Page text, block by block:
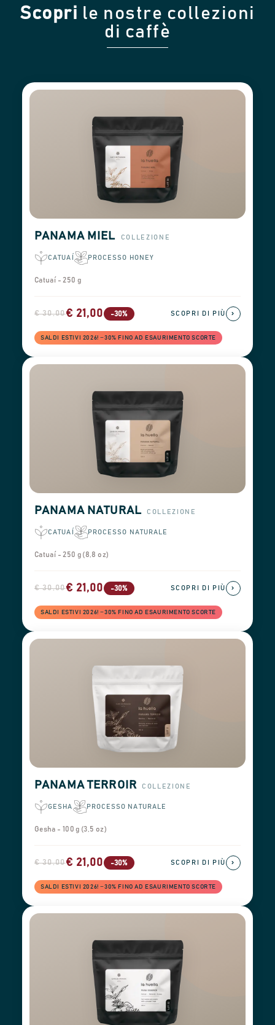
Scopri le nostre collezioni
di caffè
PANAMA MIEL COLLEZIONE
CATUAÍ PROCESSO HONEY
Catuaí - 250 g
€ 30,00€ 21,00 -30%
SALDI ESTIVI 2026! −30% FINO AD ESAURIMENTO SCORTE
SCOPRI DI PIÙ ›
PANAMA NATURAL COLLEZIONE
CATUAÍ PROCESSO NATURALE
Catuaí - 250 g (8,8 oz)
€ 30,00€ 21,00 -30%
SALDI ESTIVI 2026! −30% FINO AD ESAURIMENTO SCORTE
SCOPRI DI PIÙ ›
PANAMA TERROIR COLLEZIONE
GESHA PROCESSO NATURALE
Gesha - 100 g (3,5 oz)
€ 30,00€ 21,00 -30%
SALDI ESTIVI 2026! −30% FINO AD ESAURIMENTO SCORTE
SCOPRI DI PIÙ ›